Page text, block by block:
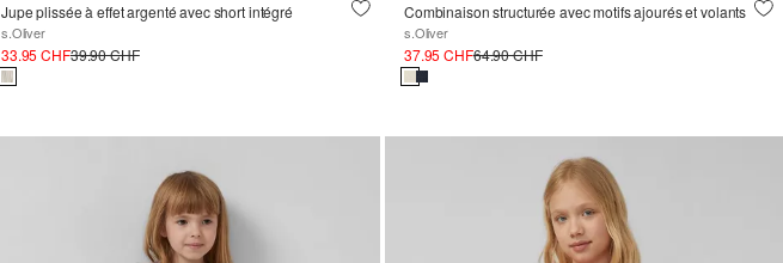
Jupe plissée à effet argenté avec short intégré
s.Oliver
33.95 CHF39.90 CHF
Combinaison structurée avec motifs ajourés et volants
s.Oliver
37.95 CHF64.90 CHF